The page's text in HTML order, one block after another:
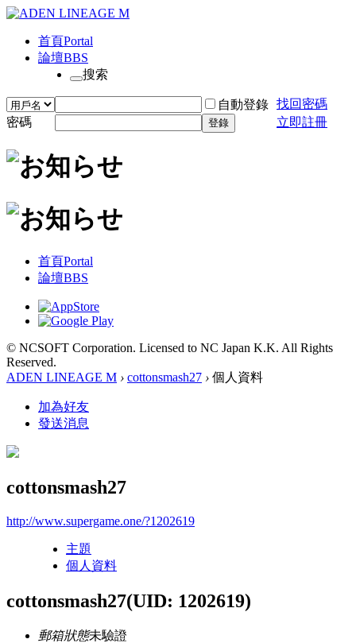
首頁Portal
論壇BBS
搜索
自動登錄 找回密碼
密碼
登錄 立即註冊
首頁Portal
論壇BBS
© NCSOFT Corporation. Licensed to NC Japan K.K. All Rights
Reserved.
ADEN LINEAGE M › cottonsmash27 › 個人資料
加為好友
發送消息
cottonsmash27
http://www.supergame.one/?1202619
主題
個人資料
cottonsmash27(UID: 1202619)
郵箱狀態未驗證